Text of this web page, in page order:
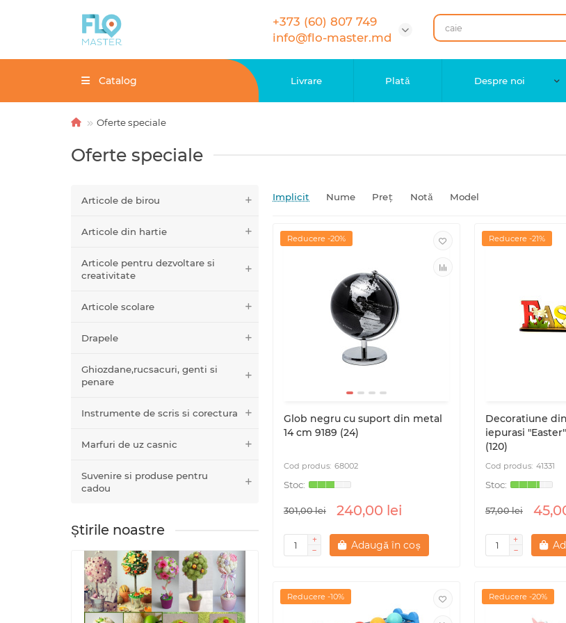
+373 (60) 807 749
info@flo-master.md
Catalog Livrare Plată Despre noi
Oferte speciale
Oferte speciale
Articole de birou
Articole din hartie
Articole pentru dezvoltare si
creativitate
Articole scolare
Drapele
Ghiozdane,rucsacuri, genti si
penare
Instrumente de scris si corectura
Marfuri de uz casnic
Suvenire si produse pentru
cadou
Știrile noastre
Implicit Nume Preţ Notă Model
Reducere -20%
Glob negru cu suport din metal
14 cm 9189 (24)
68002
301,00 lei 240,00 lei
Adaugă în coș
Reducere -21%
Decoratiune
iepurasi
(120)
41331
57,00 lei
Reducere -10% Reducere -20%